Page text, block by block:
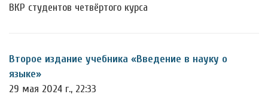
ВКР студентов четвёртого курса
Второе издание учебника «Введение в науку о
языке»
29 мая 2024 г., 22:33